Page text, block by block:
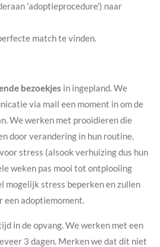
'adoptieprocedure') naar
match te vinden.
bezoekjes in ingepland. We
via mail een moment in om de
We werken met prooidieren die
door verandering in hun routine.
stress (alsook verhuizing dus hun
weken pas mooi tot ontplooiing
mogelijk stress beperken en zullen
een adoptiemoment.
in de opvang. We werken met een
3 dagen. Merken we dat dit niet